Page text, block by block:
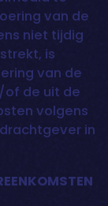
van de
niet tijdig
is
van de
de uit de
volgens
in